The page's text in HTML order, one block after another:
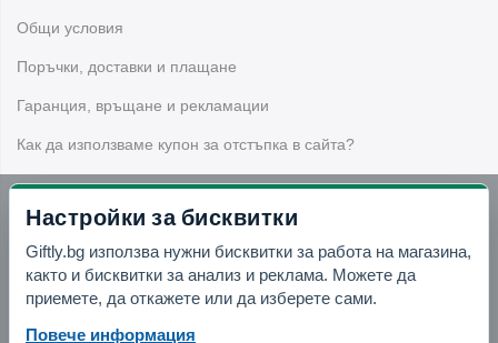
Общи условия
Поръчки, доставки и плащане
Гаранция, връщане и рекламации
Как да използваме купон за отстъпка в сайта?
Бюлетин
Вземи -10% отстъпка в Telegram
Настройки за бисквитки
Giftly.bg използва нужни бисквитки за работа на магазина,
както и бисквитки за анализ и реклама. Можете да
приемете, да откажете или да изберете сами.
Повече информация